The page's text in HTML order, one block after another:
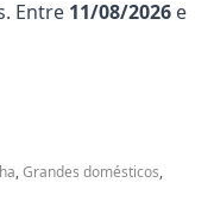
Entre 11/08/2026 e
,Grandes domésticos,